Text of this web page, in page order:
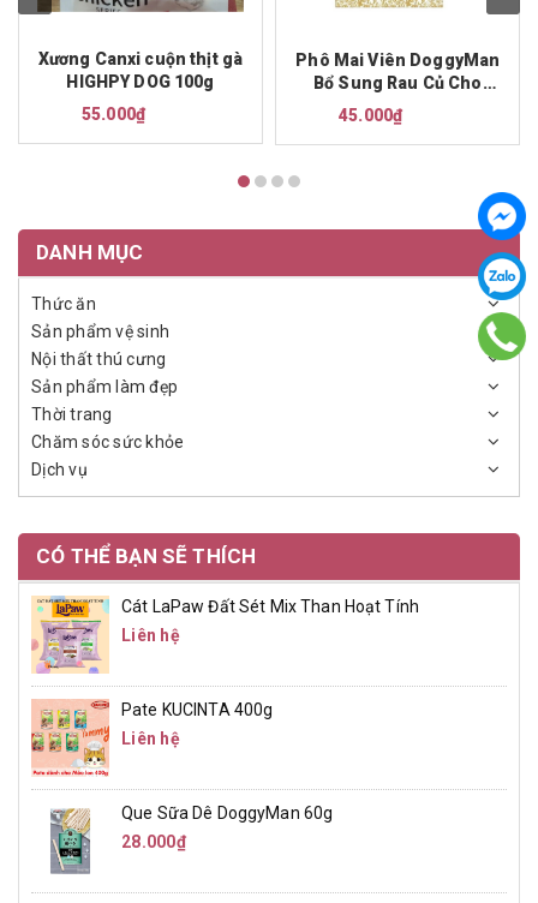
Xương Canxi cuộn thịt gà
HIGHPY DOG 100g
55.000₫
Phô Mai Viên DoggyMan
Bổ Sung Rau Củ Cho
Chó 100g
45.000₫
DANH MỤC
Thức ăn
Sản phẩm vệ sinh
Nội thất thú cưng
Sản phẩm làm đẹp
Thời trang
Chăm sóc sức khỏe
Dịch vụ
CÓ THỂ BẠN SẼ THÍCH
Cát LaPaw Đất Sét Mix Than Hoạt Tính
Liên hệ
Pate KUCINTA 400g
Liên hệ
Que Sữa Dê DoggyMan 60g
28.000₫